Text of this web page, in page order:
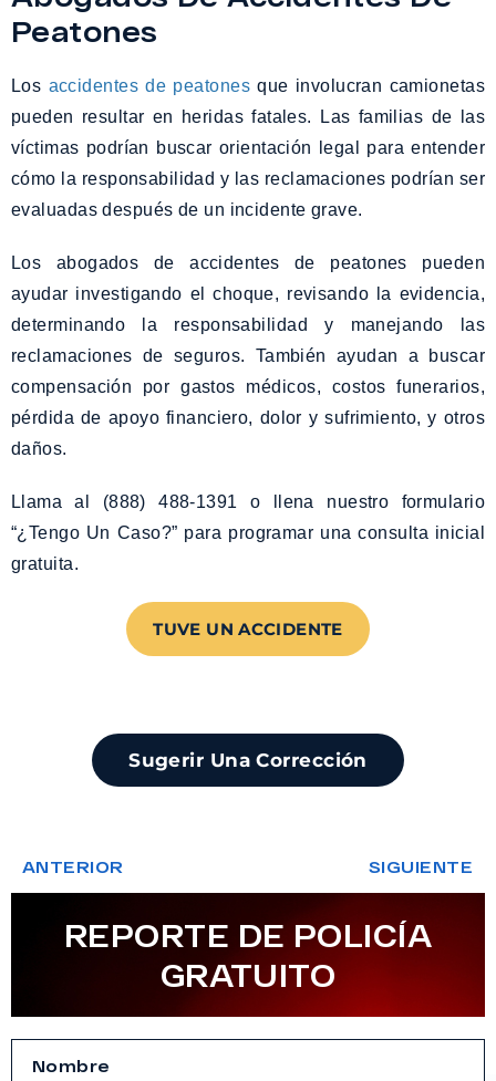
Peatones
Los accidentes de peatones que involucran camionetas
pueden resultar en heridas fatales. Las familias de las
víctimas podrían buscar orientación legal para entender
cómo la responsabilidad y las reclamaciones podrían ser
evaluadas después de un incidente grave.
Los abogados de accidentes de peatones pueden
ayudar investigando el choque, revisando la evidencia,
determinando la responsabilidad y manejando las
reclamaciones de seguros. También ayudan a buscar
compensación por gastos médicos, costos funerarios,
pérdida de apoyo financiero, dolor y sufrimiento, y otros
daños.
Llama al (888) 488-1391 o llena nuestro formulario
“¿Tengo Un Caso?” para programar una consulta inicial
gratuita.
TUVE UN ACCIDENTE
Sugerir Una Corrección
ANTERIOR SIGUIENTE
REPORTE DE POLICÍA
GRATUITO